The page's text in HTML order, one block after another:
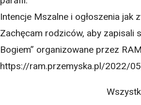
Intencje Mszalne i ogłoszenia jak
Zachęcam rodziców, aby zapisali
Bogiem” organizowane przez
https://ram.przemyska.pl/2022/